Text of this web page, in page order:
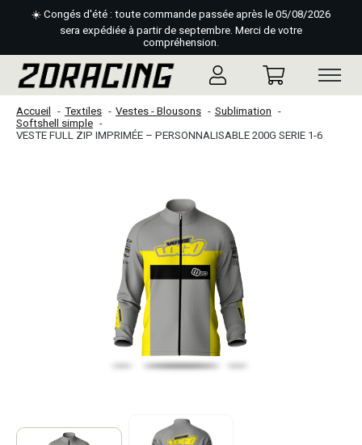
☀️ Congés d'été : toute commande passée après le 05/08/2026
sera expédiée à partir de septembre. Merci de votre
compréhension.
Accueil Textiles Vestes - Blousons
Sublimation
Softshell simple
VESTE FULL ZIP IMPRIMÉE – PERSONNALISABLE 200G SERIE 1-6